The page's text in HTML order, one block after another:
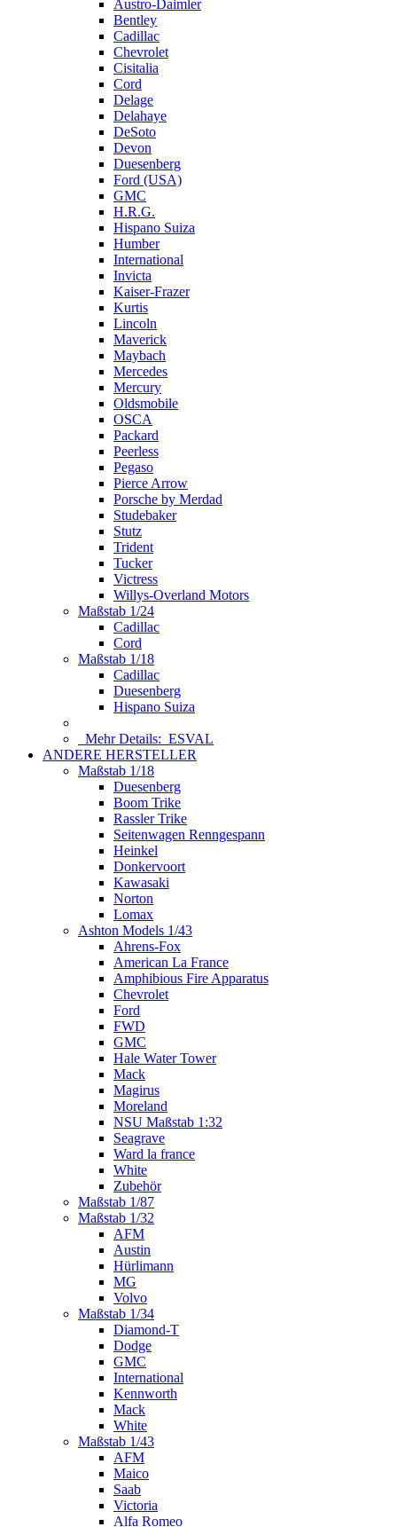
Austro-Daimler
Bentley
Cadillac
Chevrolet
Cisitalia
Cord
Delage
Delahaye
DeSoto
Devon
Duesenberg
Ford (USA)
GMC
H.R.G.
Hispano Suiza
Humber
International
Invicta
Kaiser-Frazer
Kurtis
Lincoln
Maverick
Maybach
Mercedes
Mercury
Oldsmobile
OSCA
Packard
Peerless
Pegaso
Pierce Arrow
Porsche by Merdad
Studebaker
Stutz
Trident
Tucker
Victress
Willys-Overland Motors
Maßstab 1/24
Cadillac
Cord
Maßstab 1/18
Cadillac
Duesenberg
Hispano Suiza
Mehr Details: ESVAL
ANDERE HERSTELLER
Maßstab 1/18
Duesenberg
Boom Trike
Rassler Trike
Seitenwagen Renngespann
Heinkel
Donkervoort
Kawasaki
Norton
Lomax
Ashton Models 1/43
Ahrens-Fox
American La France
Amphibious Fire Apparatus
Chevrolet
Ford
FWD
GMC
Hale Water Tower
Mack
Magirus
Moreland
NSU Maßstab 1:32
Seagrave
Ward la france
White
Zubehör
Maßstab 1/87
Maßstab 1/32
AFM
Austin
Hürlimann
MG
Volvo
Maßstab 1/34
Diamond-T
Dodge
GMC
International
Kennworth
Mack
White
Maßstab 1/43
AFM
Maico
Saab
Victoria
Alfa Romeo